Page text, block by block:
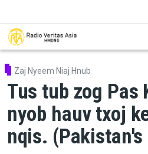
Zaj Nyeem Niaj Hnub
Tus tub zog Pas
nyob hauv txoj
nqis.